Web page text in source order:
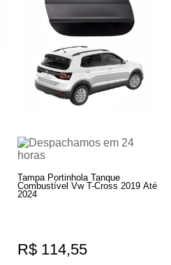
Tampa Portinhola Tanque
Combustível Vw T-Cross 2019 Até
2024
R$ 114,55